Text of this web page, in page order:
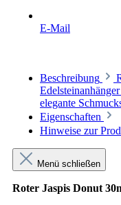
E-Mail
Beschreibung
elegante
Eigenschaften
Hinweise zur
Menü schließen
Roter Jaspis Donut